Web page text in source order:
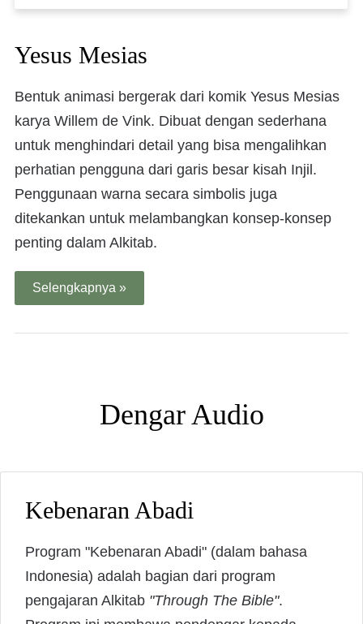
Yesus Mesias
Bentuk animasi bergerak dari komik Yesus Mesias
karya Willem de Vink. Dibuat dengan sederhana
untuk menghindari detail yang bisa mengalihkan
perhatian pengguna dari garis besar kisah Injil.
Penggunaan warna secara simbolis juga
ditekankan untuk melambangkan konsep-konsep
penting dalam Alkitab.
Selengkapnya »
Dengar Audio
Kebenaran Abadi
Program "Kebenaran Abadi" (dalam bahasa
Indonesia) adalah bagian dari program
pengajaran Alkitab "Through The Bible".